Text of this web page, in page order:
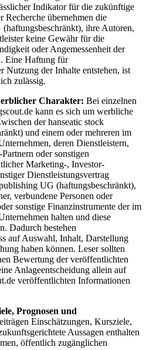
Indikator für die zukünftige
übernehmen die
ihre Autoren,
keine Gewähr für die
oder Angemessenheit der
Eine Haftung für
Nutzung der Inhalte entstehen, ist
zulässig.
Charakter: Bei einzelnen
kann es sich um werbliche
der hanseatic stock
und einem oder mehreren im
deren Dienstleistern,
oder sonstigen
Marketing-, Investor-
Dienstleistungsvertrag
UG (haftungsbeschränkt),
verbundene Personen oder
sonstige Finanzinstrumente der im
halten und diese
Dadurch bestehen
auf Auswahl, Inhalt, Darstellung
haben können. Leser sollten
Bewertung der veröffentlichten
Anlageentscheidung allein auf
veröffentlichten Informationen
Prognosen und
Einschätzungen, Kursziele,
Aussagen enthalten
öffentlich zugänglichen